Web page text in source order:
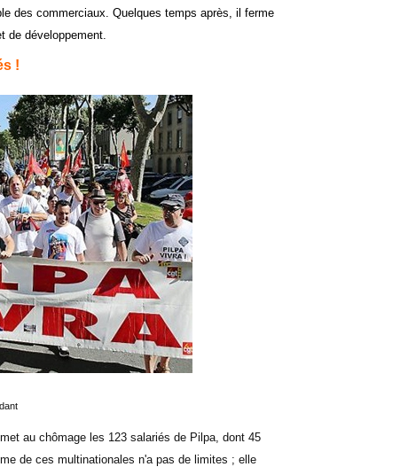
des commerciaux. Quelques temps après, il ferme
de développement.
!
au chômage les 123 salariés de Pilpa, dont 45
de ces multinationales n'a pas de limites ; elle